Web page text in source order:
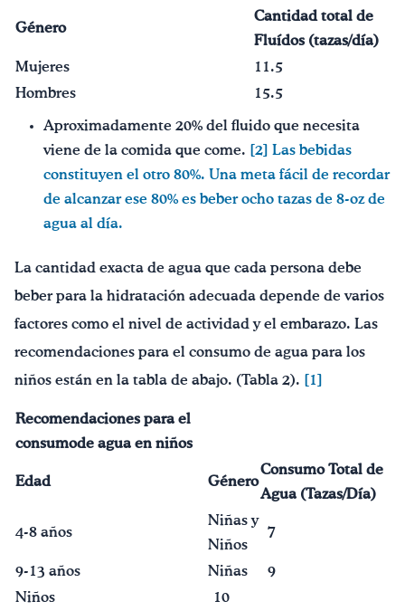
Género
Cantidad total de
Fluídos (tazas/día)
Mujeres
11.5
Hombres
15.5
Aproximadamente 20% del fluido que necesita
viene de la comida que come. [2] Las bebidas
constituyen el otro 80%. Una meta fácil de recordar
de alcanzar ese 80% es beber ocho tazas de 8-oz de
agua al día.
La cantidad exacta de agua que cada persona debe
beber para la hidratación adecuada depende de varios
factores como el nivel de actividad y el embarazo. Las
recomendaciones para el consumo de agua para los
niños están en la tabla de abajo. (Tabla 2). [1]
Recomendaciones para el
consumode agua en niños
Edad Género
Consumo Total de
Agua (Tazas/Día)
4-8 años
Niñas y
Niños
7
9-13 años Niñas
9
Niños
10